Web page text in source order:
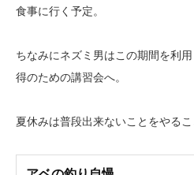
食事に行く予定。
ちなみにネズミ男はこの期間を利
得のための講習会へ。
夏休みは普段出来ないことをやるこ